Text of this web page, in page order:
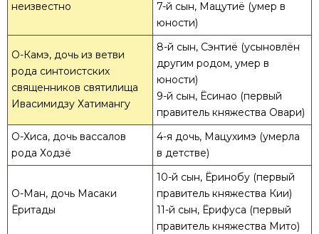
неизвестно
7-й сын, Мацутиё (умер в
юности)
О-Камэ, дочь из ветви
рода синтоистских
священников святилища
Ивасимидзу Хатимангу
8-й сын, Сэнтиё (усыновлён
другим родом, умер в
юности)
9-й сын, Ёсинао (первый
правитель княжества Овари)
О-Хиса, дочь вассалов
рода Ходзё
4-я дочь, Мацухимэ (умерла
в детстве)
О-Ман, дочь Масаки
Ёритады
10-й сын, Ёринобу (первый
правитель княжества Кии)
11-й сын, Ёрифуса (первый
правитель княжества Мито)